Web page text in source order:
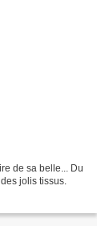
de sa belle... Du
jolis tissus.